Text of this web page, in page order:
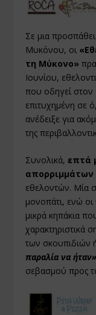
Σε μια
Μυκόνου, οι
τη Μύκονο»
Ιουνίου,
που οδηγεί
επιτυχημένη σε
ανέδειξε για
της
Συνολικά,επτά
απορριμμάτων
εθελοντών. Μία
μονοπάτι, ενώ οι
μικρά κηπάκια
χαρακτηριστικά
των σκουπιδιών
παραλία να
σεβασμού προς